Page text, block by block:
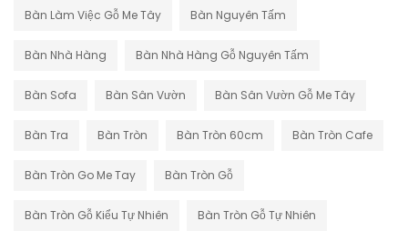
Bàn Làm Việc Gỗ Me Tây Bàn Nguyên Tấm
Bàn Nhà Hàng Bàn Nhà Hàng Gỗ Nguyên Tấm
Bàn Sofa Bàn Sân Vườn Bàn Sân Vườn Gỗ Me Tây
Bàn Tra Bàn Tròn Bàn Tròn 60cm Bàn Tròn Cafe
Bàn Tròn Go Me Tay Bàn Tròn Gỗ
Bàn Tròn Gỗ Kiểu Tự Nhiên Bàn Tròn Gỗ Tự Nhiên